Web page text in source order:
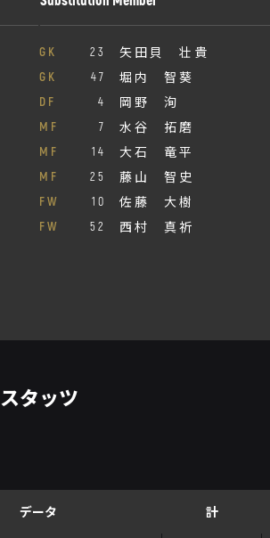
GK 23 矢田貝 壮貴
GK 47 堀内 智葵
DF 4 岡野 洵
MF 7 水谷 拓磨
MF 14 大石 竜平
MF 25 藤山 智史
FW 10 佐藤 大樹
FW 52 西村 真祈
スタッツ
データ 計